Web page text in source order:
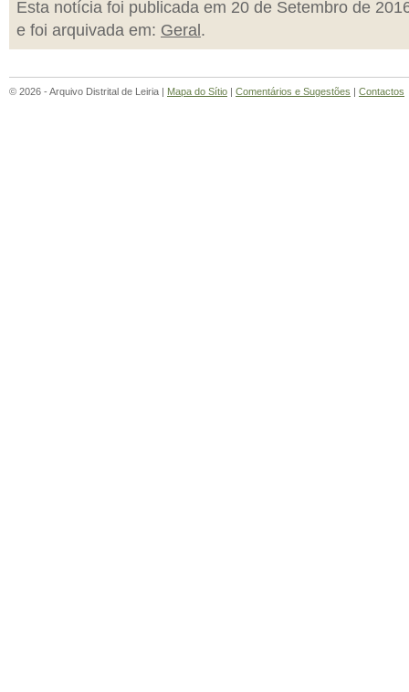
Esta notícia foi publicada em 20 de Setembro de
e foi arquivada em: Geral .
© 2026 - Arquivo Distrital de Leiria | Mapa do Sítio | Comentários e Sugestões | Contactos